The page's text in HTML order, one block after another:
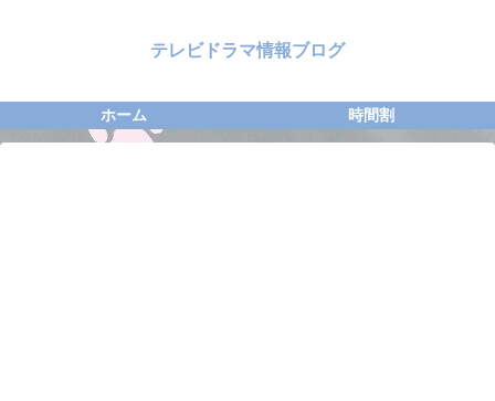
テレビドラマ情報ブログ
ホーム 時間割